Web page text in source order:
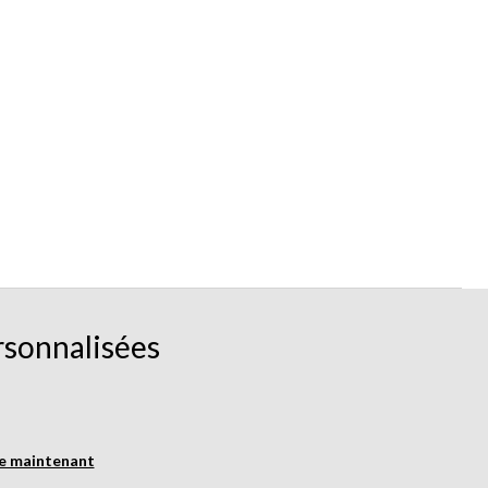
maintenant